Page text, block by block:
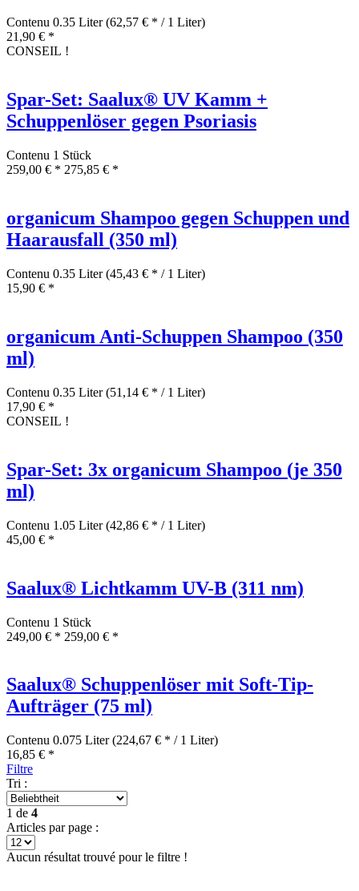
Contenu 0.35 Liter(62,57 € * / 1 Liter)
21,90 € *
CONSEIL !
Spar-Set: Saalux® UV Kamm +
Schuppenlöser gegen Psoriasis
Contenu 1 Stück
259,00 € * 275,85 € *
organicum Shampoo gegen Schuppen und
Haarausfall (350 ml)
Contenu 0.35 Liter(45,43 € * / 1 Liter)
15,90 € *
organicum Anti-Schuppen Shampoo (350
ml)
Contenu 0.35 Liter(51,14 € * / 1 Liter)
17,90 € *
CONSEIL !
Spar-Set: 3x organicum Shampoo (je 350
ml)
Contenu 1.05 Liter(42,86 € * / 1 Liter)
45,00 € *
Saalux® Lichtkamm UV-B (311 nm)
Contenu 1 Stück
249,00 € * 259,00 € *
Saalux® Schuppenlöser mit Soft-Tip-
Aufträger (75 ml)
Contenu 0.075 Liter(224,67 € * / 1 Liter)
16,85 € *
Filtre
Tri :
1 de 4
Articles par page :
Aucun résultat trouvé pour le filtre !